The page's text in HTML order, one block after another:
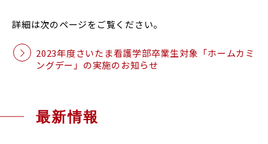
学生生活
RESEARCH & COLLABORATION
詳細は次のページをご覧ください。
2023年度さいたま看護学部卒業生対象「ホームカミ
ングデー」の実施のお知らせ
最新情報